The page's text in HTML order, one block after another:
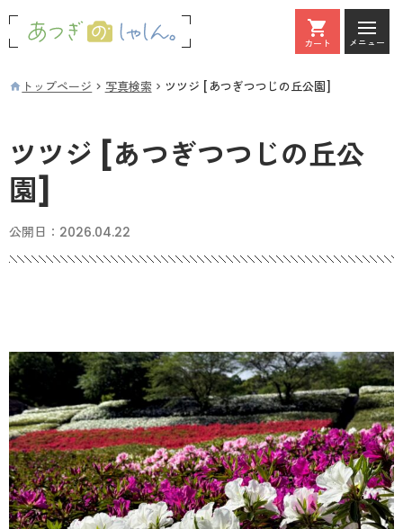
カート
カート メニュー
トップページ 写真検索 ツツジ [あつぎつつじの丘公園]
ツツジ [あつぎつつじの丘公
園]
公開日： 2026.04.22